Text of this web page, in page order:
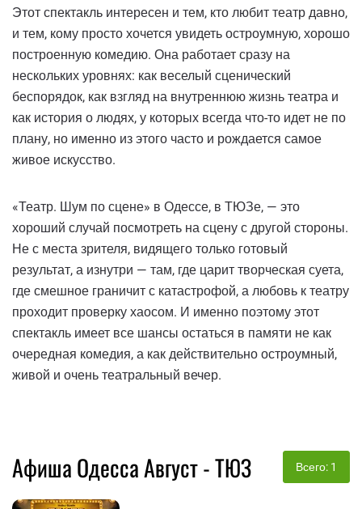
Этот спектакль интересен и тем, кто любит театр давно,
и тем, кому просто хочется увидеть остроумную, хорошо
построенную комедию. Она работает сразу на
нескольких уровнях: как веселый сценический
беспорядок, как взгляд на внутреннюю жизнь театра и
как история о людях, у которых всегда что-то идет не по
плану, но именно из этого часто и рождается самое
живое искусство.
«Театр. Шум по сцене» в Одессе, в ТЮЗе, — это
хороший случай посмотреть на сцену с другой стороны.
Не с места зрителя, видящего только готовый
результат, а изнутри — там, где царит творческая суета,
где смешное граничит с катастрофой, а любовь к театру
проходит проверку хаосом. И именно поэтому этот
спектакль имеет все шансы остаться в памяти не как
очередная комедия, а как действительно остроумный,
живой и очень театральный вечер.
Афиша Одесса Август - ТЮЗ Всего: 1